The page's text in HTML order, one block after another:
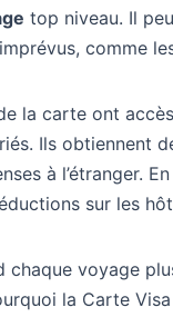
top niveau. Il
comme
la carte ont
Ils obtiennent
à l’étranger.
sur les
chaque voyage
la Carte